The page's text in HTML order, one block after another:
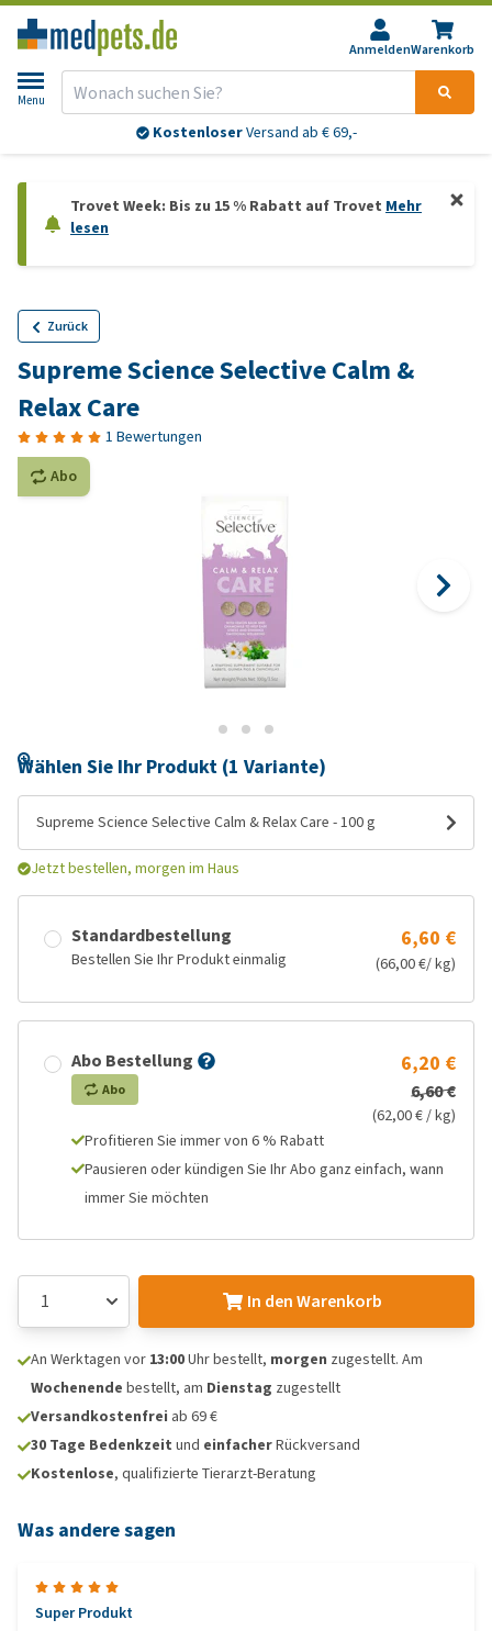
AnmeldenWarenkorb
Menu
KostenloserVersand ab € 69,-
Trovet Week: Bis zu 15 % Rabatt auf Trovet Mehr
lesen
Zurück
Supreme Science Selective Calm &
Relax Care
1 Bewertungen
Abo
Wählen Sie Ihr Produkt (1 Variante)
Supreme Science Selective Calm & Relax Care - 100 g
Jetzt bestellen, morgen im Haus
Standardbestellung
Bestellen Sie Ihr Produkt einmalig
6,60 €
(66,00 €/ kg)
Abo Bestellung
Abo
6,20 €
6,60 €
(62,00 € / kg)
Profitieren Sie immer von 6 % Rabatt
Pausieren oder kündigen Sie Ihr Abo ganz einfach, wann
immer Sie möchten
In den Warenkorb
An Werktagen vor 13:00Uhr bestellt, morgen zugestellt. Am
Wochenende bestellt, am Dienstag zugestellt
Versandkostenfrei ab 69 €
30 Tage Bedenkzeit und einfacherRückversand
Kostenlose, qualifizierte Tierarzt-Beratung
Was andere sagen
Super Produkt